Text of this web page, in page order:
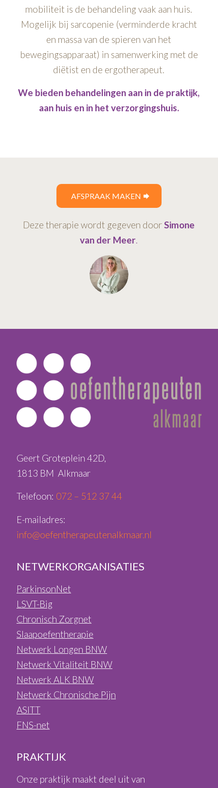
mobiliteit is de behandeling vaak aan huis.
Mogelijk bij sarcopenie (verminderde kracht
en massa van de spieren van het
bewegingsapparaat) in samenwerking met de
diëtist en de ergotherapeut.
We bieden behandelingen aan in de praktijk,
aan huis en in het verzorgingshuis.
AFSPRAAK MAKEN
Deze therapie wordt gegeven doorSimone
van der Meer.
Geert Groteplein 42D,
1813 BM Alkmaar
Telefoon: 072 – 512 37 44
E-mailadres:
info@oefentherapeutenalkmaar.nl
NETWERKORGANISATIES
ParkinsonNet
LSVT-Big
Chronisch Zorgnet
Slaapoefentherapie
Netwerk Longen BNW
Netwerk Vitaliteit BNW
Netwerk ALK BNW
Netwerk Chronische Pijn
ASITT
FNS-net
PRAKTIJK
Onze praktijk maakt deel uit van